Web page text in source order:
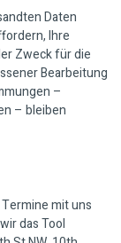
Daten
Ihre
Zweck für die
Bearbeitung
–
– bleiben
mit uns
das Tool